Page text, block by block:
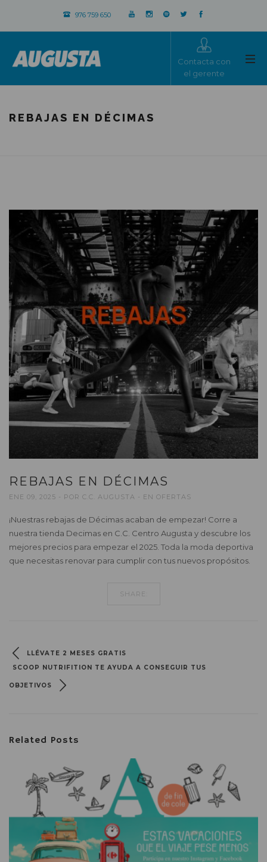
976 759 650
Contacta con
el gerente
REBAJAS EN DÉCIMAS
REBAJAS EN DÉCIMAS
ENE 09, 2025 POR C.C. AUGUSTA EN OFERTAS
¡Nuestras rebajas de Décimas acaban de empezar! Corre a
nuestra tienda Decimas en C.C. Centro Augusta y descubre los
mejores precios para empezar el 2025. Toda la moda deportiva
que necesitas renovar para cumplir con tus nuevos propósitos.
SHARE:
LLÉVATE 2 MESES GRATIS
SCOOP NUTRIFITION TE AYUDA A CONSEGUIR TUS
OBJETIVOS
Related Posts